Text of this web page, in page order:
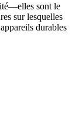
sont le
sur lesquelles
durables